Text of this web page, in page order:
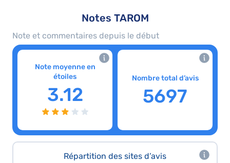
Notes TAROM
Note et commentaires depuis le début
Note moyenne en
étoiles
3.12
Nombre total d’avis
5697
Répartition des sites d’avis